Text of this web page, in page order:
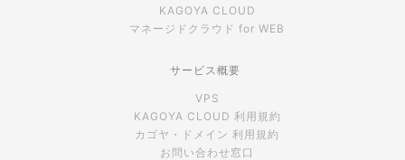
KAGOYA CLOUD
マネージドクラウド for WEB
サービス概要
VPS
KAGOYA CLOUD 利用規約
カゴヤ・ドメイン 利用規約
お問い合わせ窓口